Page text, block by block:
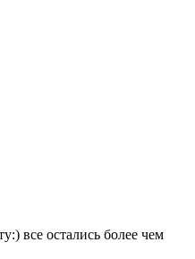
все остались более чем